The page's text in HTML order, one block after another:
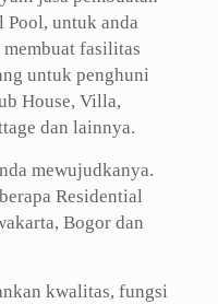
Pool, untuk anda
fasilitas
untuk penghuni
House, Villa,
dan lainnya.
mewujudkanya.
Residential
Bogor dan
kwalitas, fungsi